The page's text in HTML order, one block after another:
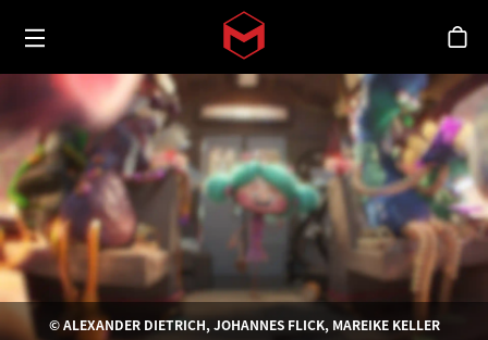
Skip to main content
Toggle menu
스
© ALEXANDER DIETRICH, JOHANNES FLICK, MAREIKE KELLER